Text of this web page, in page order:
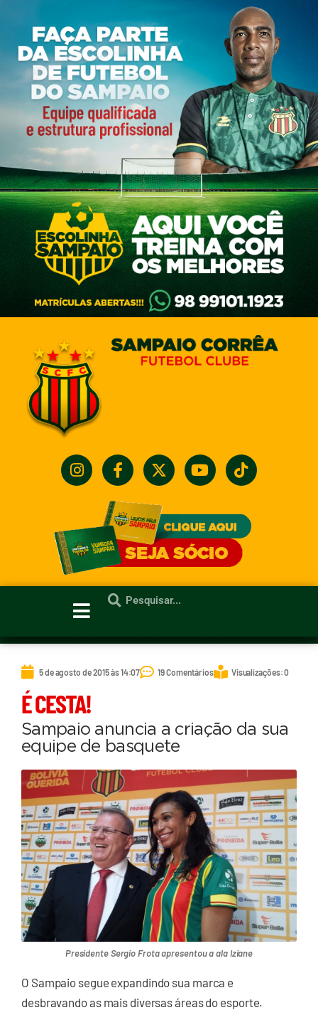
5 de agosto de 2015 às 14:07 19 Comentários Visualizações: 0
É CESTA!
Sampaio anuncia a criação da sua
equipe de basquete
Presidente Sergio Frota apresentou a ala Iziane
O Sampaio segue expandindo sua marca e
desbravando as mais diversas áreas do esporte.